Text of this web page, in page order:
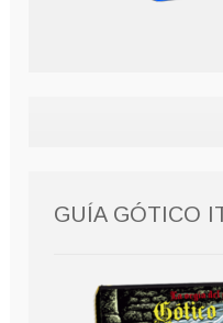
GUÍA GÓTICO